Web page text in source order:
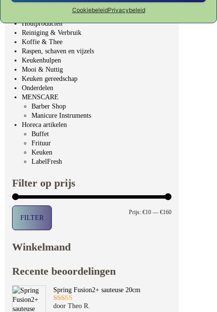
CookiebeleidPrivacybeleid
Bar, Wijn & Noten
Elektrische producten
Houtproducten
Reiniging & Verbruik
Koffie & Thee
Raspen, schaven en vijzels
Keukenhulpen
Mooi & Nuttig
Keuken gereedschap
Onderdelen
MENSCARE
Barber Shop
Manicure Instruments
Horeca artikelen
Buffet
Frituur
Keuken
LabelFresh
Filter op prijs
Min. prijs
Max. prijs
FILTER
Prijs: €10 — €160
Winkelmand
Recente beoordelingen
Spring Fusion2+ sauteuse 20cm
Gewaardeerd
door Theo R.